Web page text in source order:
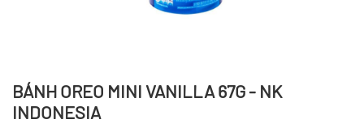
BÁNH OREO MINI VANILLA 67G - NK
INDONESIA